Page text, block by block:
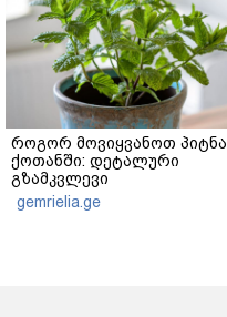
როგორ მოვიყვანოთ პიტნა
ქოთანში: დეტალური
გზამკვლევი
gemrielia.ge